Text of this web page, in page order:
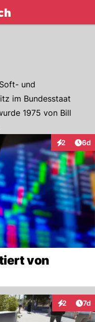
und
im Bundesstaat
1975 von Bill
2 6d
von
2 7d